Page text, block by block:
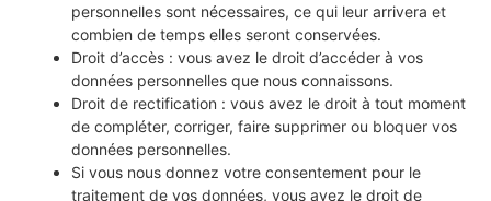
personnelles sont nécessaires, ce qui leur arrivera et
combien de temps elles seront conservées.
Droit d’accès : vous avez le droit d’accéder à vos
données personnelles que nous connaissons.
Droit de rectification : vous avez le droit à tout moment
de compléter, corriger, faire supprimer ou bloquer vos
données personnelles.
Si vous nous donnez votre consentement pour le
traitement de vos données, vous avez le droit de